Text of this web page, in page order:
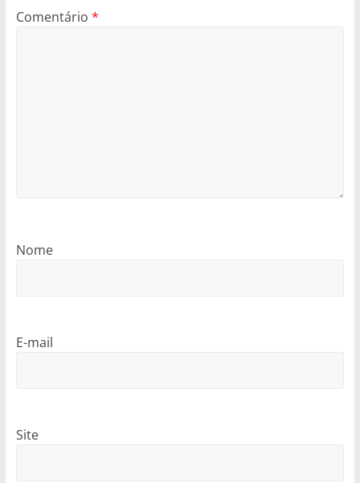
Comentário *
Nome
E-mail
Site